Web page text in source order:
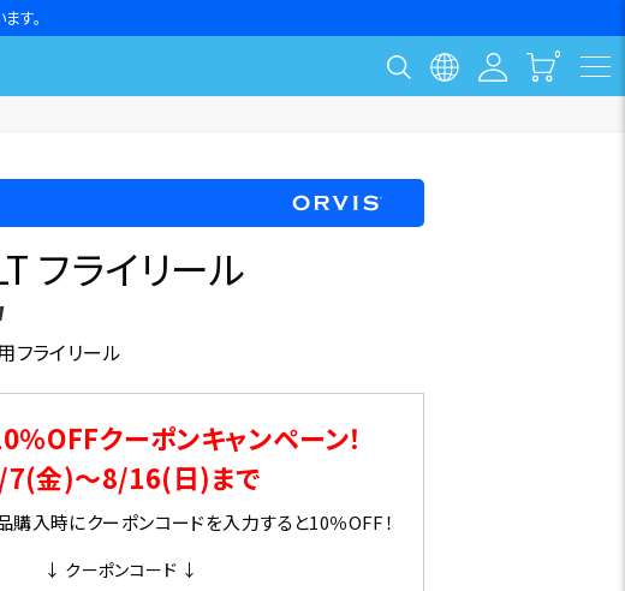
す。
フライリール
フライリール
OFFクーポンキャンペーン！
金)～8/16(日)まで
購入時にクーポンコードを入力すると10％OFF！
↓ クーポンコード ↓